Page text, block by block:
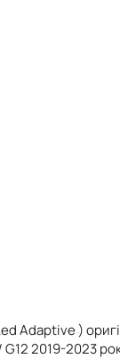
Adaptive )
G12 2019-2023